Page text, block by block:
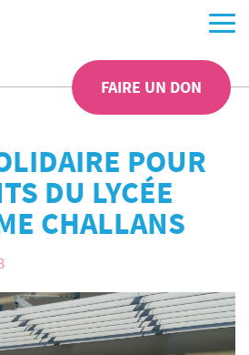
FAIRE UN DON
POUR
DU LYCÉE
CHALLANS